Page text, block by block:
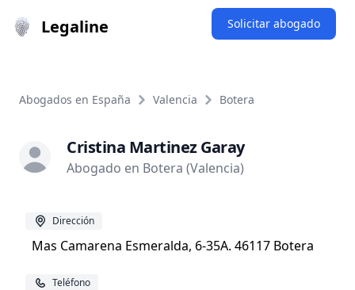
Legaline Solicitar abogado
Abogados en España Valencia Botera
Cristina Martinez Garay
Abogado en Botera (Valencia)
Dirección
Mas Camarena Esmeralda, 6-35A. 46117 Botera
Teléfono